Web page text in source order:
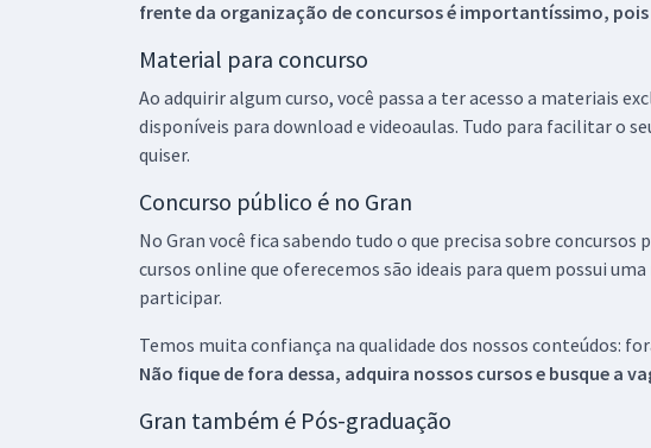
frente da organização de concursos é importantíssimo,
Material para concurso
Ao adquirir algum curso, você passa a ter acesso a materiais
disponíveis para download e videoaulas. Tudo para facilitar o
quiser.
Concurso público é no Gran
No Gran você fica sabendo tudo o que precisa sobre
cursos online que oferecemos são ideais para quem possui
participar.
Temos muita confiança na qualidade dos nossos conteúdos:
Não fique de fora dessa, adquira nossos cursos e busque a
Gran também é Pós-graduação